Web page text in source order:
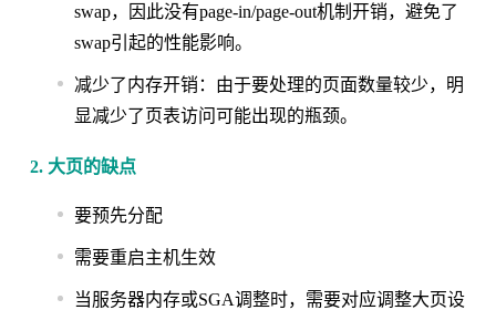
swap，因此没有page-in/page-out机制开销，避免了
swap引起的性能影响。
减少了内存开销：由于要处理的页面数量较少，明
显减少了页表访问可能出现的瓶颈。
2. 大页的缺点
要预先分配
需要重启主机生效
当服务器内存或SGA调整时，需要对应调整大页设